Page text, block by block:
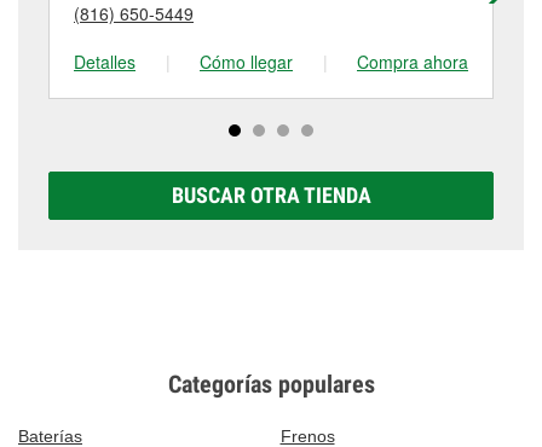
en 613 East South Street, Richmond, MO.
tienda #289 para obtener más información.
(816) 650-5449
Detalles
| Cómo llegar | Compra ahora
BUSCAR OTRA TIENDA
Categorías populares
Baterías
Frenos